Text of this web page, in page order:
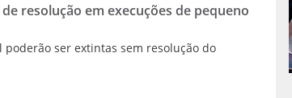
resolução em execuções de pequeno
ser extintas sem resolução do